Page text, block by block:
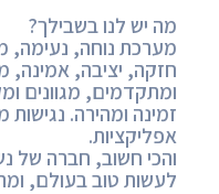
מה יש לנו בשבילך?
מערכת נוחה, נעימה,
חזקה, יציבה, אמינה,
ומתקדמים, מגוונים
זמינה ומהירה.
אפליקציות.
והכי חשוב, חברה של
לעשות טוב בעולם,